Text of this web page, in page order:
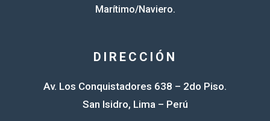
Marítimo/Naviero.
DIRECCIÓN
Av. Los Conquistadores 638 – 2do Piso.
San Isidro, Lima – Perú